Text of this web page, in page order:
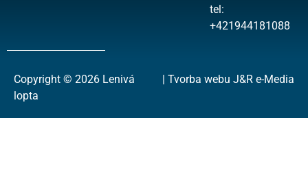
tel:
+421944181088
Copyright © 2026 Lenivá
lopta
| Tvorba webu J&R e-Media